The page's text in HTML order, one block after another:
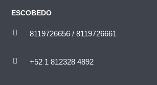
ESCOBEDO
8119726656 / 8119726661
+52 1 812328 4892